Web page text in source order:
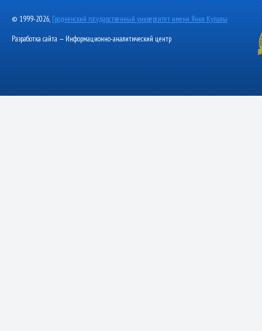
© 1999-2026, Гродненский государственный университет имени Янки Купалы
Разработка сайта — Информационно-аналитический центр